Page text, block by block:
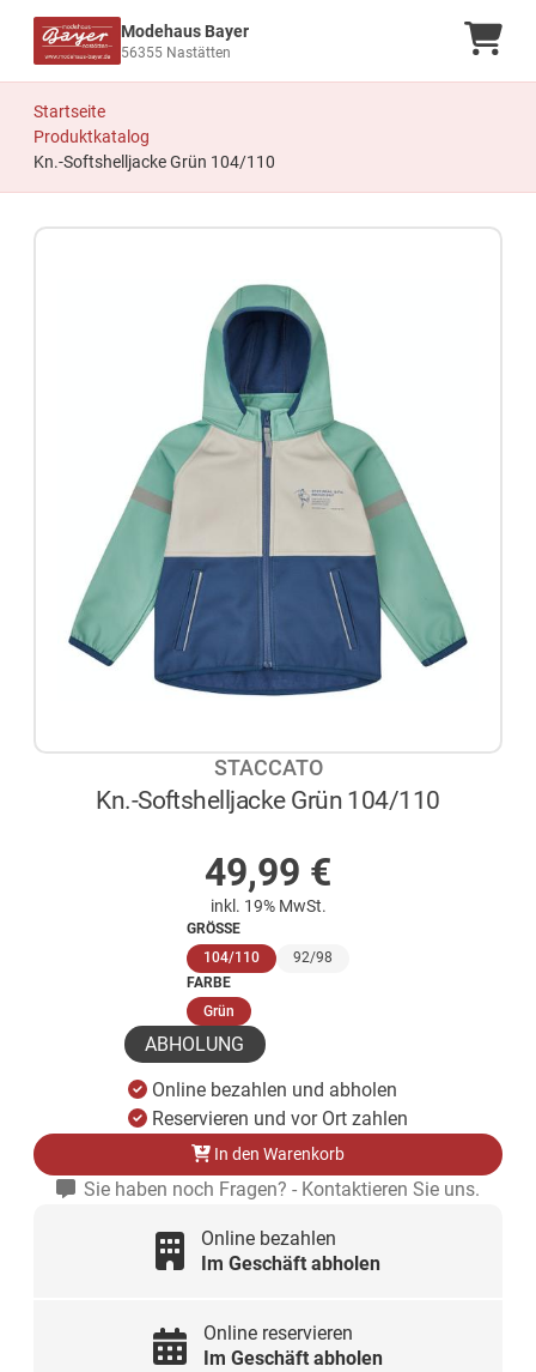
Modehaus Bayer
56355 Nastätten
Startseite
Produktkatalog
Kn.-Softshelljacke Grün 104/110
STACCATO
Kn.-Softshelljacke Grün 104/110
49,99 €
inkl. 19% MwSt.
GRÖSSE
104/110(ausgewählt)
92/98
FARBE
Grün(ausgewählt)
ABHOLUNG
Online bezahlen und abholen
Reservieren und vor Ort zahlen
In den Warenkorb
Sie haben noch Fragen? - Kontaktieren Sie uns.
Online bezahlen
Im Geschäft abholen
Online reservieren
Im Geschäft abholen